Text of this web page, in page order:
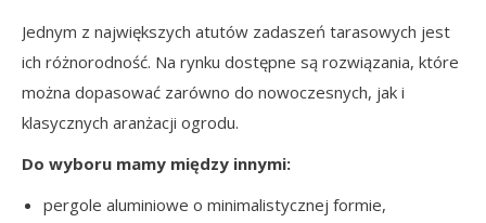
Jednym z największych atutów zadaszeń tarasowych jest
ich różnorodność. Na rynku dostępne są rozwiązania, które
można dopasować zarówno do nowoczesnych, jak i
klasycznych aranżacji ogrodu.
Do wyboru mamy między innymi:
pergole aluminiowe o minimalistycznej formie,